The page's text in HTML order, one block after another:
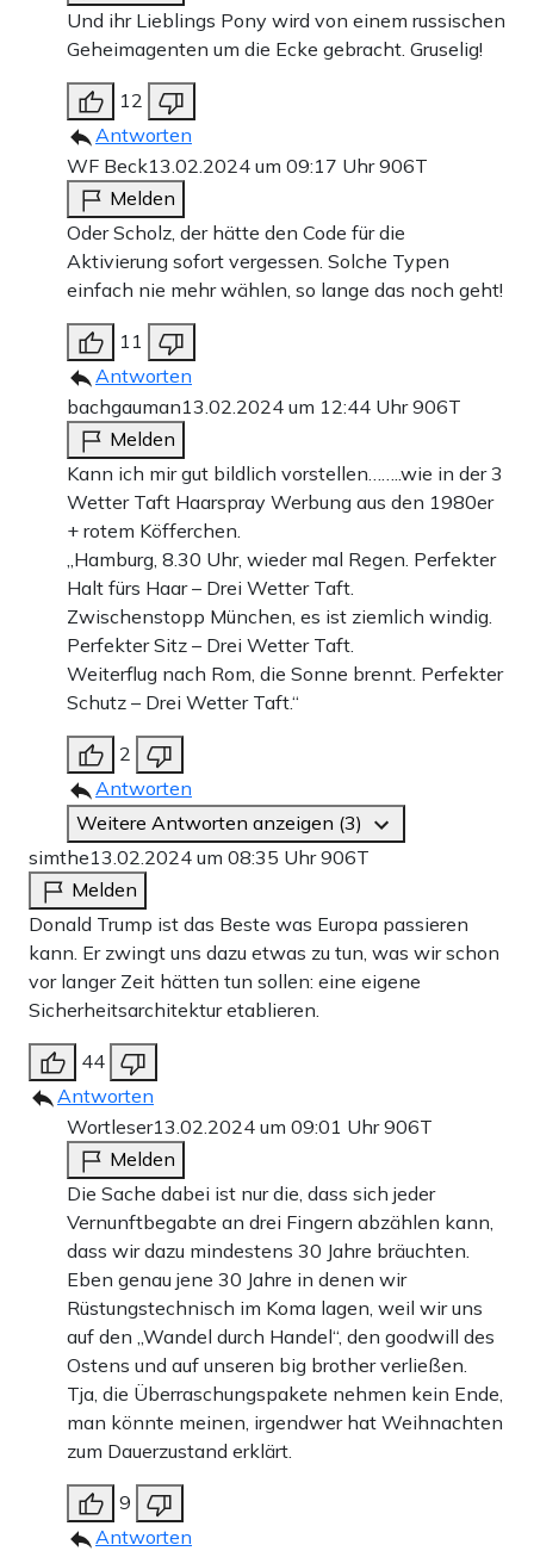
Und ihr Lieblings Pony wird von einem russischen
Geheimagenten um die Ecke gebracht. Gruselig!
12
Antworten
WF Beck13.02.2024 um 09:17 Uhr906T
Melden
Oder Scholz, der hätte den Code für die
Aktivierung sofort vergessen. Solche Typen
einfach nie mehr wählen, so lange das noch geht!
11
Antworten
bachgauman13.02.2024 um 12:44 Uhr906T
Melden
Kann ich mir gut bildlich vorstellen……..wie in der 3
Wetter Taft Haarspray Werbung aus den 1980er
+ rotem Köfferchen.
„Hamburg, 8.30 Uhr, wieder mal Regen. Perfekter
Halt fürs Haar – Drei Wetter Taft.
Zwischenstopp München, es ist ziemlich windig.
Perfekter Sitz – Drei Wetter Taft.
Weiterflug nach Rom, die Sonne brennt. Perfekter
Schutz – Drei Wetter Taft.“
2
Antworten
Weitere Antworten anzeigen (3)
simthe13.02.2024 um 08:35 Uhr906T
Melden
Donald Trump ist das Beste was Europa passieren
kann. Er zwingt uns dazu etwas zu tun, was wir schon
vor langer Zeit hätten tun sollen: eine eigene
Sicherheitsarchitektur etablieren.
44
Antworten
Wortleser13.02.2024 um 09:01 Uhr906T
Melden
Die Sache dabei ist nur die, dass sich jeder
Vernunftbegabte an drei Fingern abzählen kann,
dass wir dazu mindestens 30 Jahre bräuchten.
Eben genau jene 30 Jahre in denen wir
Rüstungstechnisch im Koma lagen, weil wir uns
auf den „Wandel durch Handel“, den goodwill des
Ostens und auf unseren big brother verließen.
Tja, die Überraschungspakete nehmen kein Ende,
man könnte meinen, irgendwer hat Weihnachten
zum Dauerzustand erklärt.
9
Antworten